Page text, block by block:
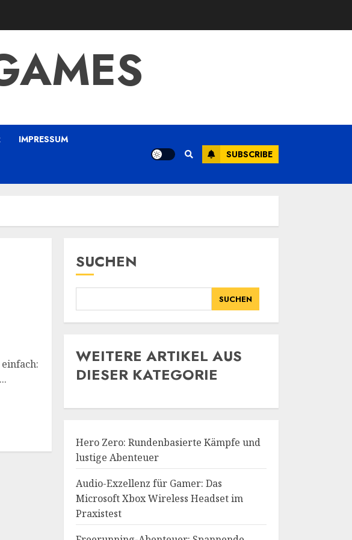
IMPRESSUM
SUBSCRIBE
SUCHEN
SUCHEN
WEITERE ARTIKEL AUS
DIESER KATEGORIE
Hero Zero: Rundenbasierte Kämpfe und
lustige Abenteuer
Audio-Exzellenz für Gamer: Das
Microsoft Xbox Wireless Headset im
Praxistest